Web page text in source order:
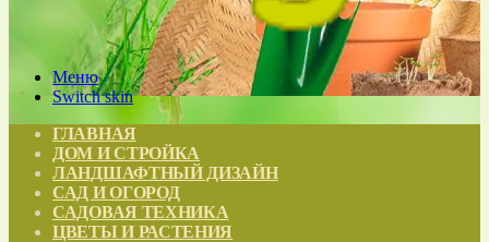
Меню
Switch skin
ГЛАВНАЯ
ДОМ И СТРОЙКА
ЛАНДШАФТНЫЙ ДИЗАЙН
САД И ОГОРОД
САДОВАЯ ТЕХНИКА
ЦВЕТЫ И РАСТЕНИЯ